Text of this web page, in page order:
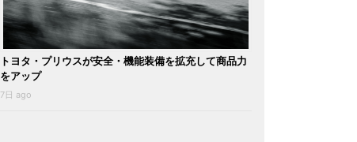
トヨタ・プリウスが安全・機能装備を拡充して商品力
をアップ
7日 ago